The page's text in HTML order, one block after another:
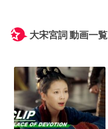
大宋宮詞 動画一覧